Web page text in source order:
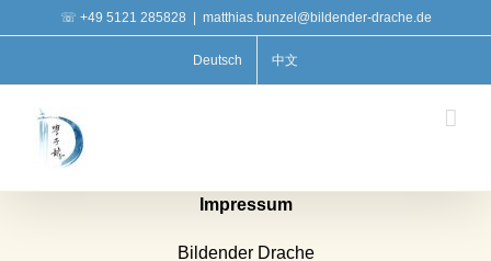
Inhalt
☏ +49 5121 285828 matthias.bunzel@bildender-drache.de
Deutsch 中文
Impressum
Bildender Drache